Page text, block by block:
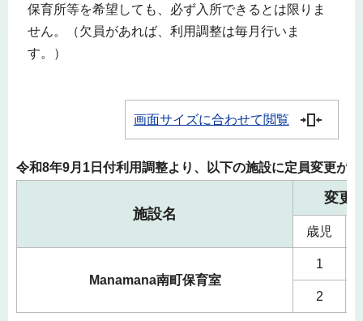
保育所等を希望しても、必ず入所できるとは限りま
せん。（欠員があれば、利用調整は毎月行いま
す。）
画面サイズに合わせて閲覧
令和8年9月1日付利用調整より、以下の施設に定員変更が
施設名
変更
歳児
Manamana南町保育室
1
2